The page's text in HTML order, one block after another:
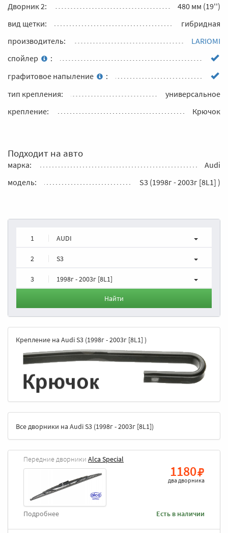
Дворник 2:
480 мм (19'')
вид щетки:
гибридная
производитель:
LARIOMI
спойлер
:
графитовое напыление
:
тип крепления:
универсальное
крепление:
Крючок
Подходит на авто
марка:
Audi
модель:
S3 (1998г - 2003г [8L1] )
1 AUDI
2 S3
3 1998г - 2003г [8L1]
Найти
Крепление на Audi S3 (1998г - 2003г [8L1] )
Все дворники на Audi S3 (1998г - 2003г [8L1])
Передние дворники Alca Special
1180
два дворника
Есть в наличии
Подробнее